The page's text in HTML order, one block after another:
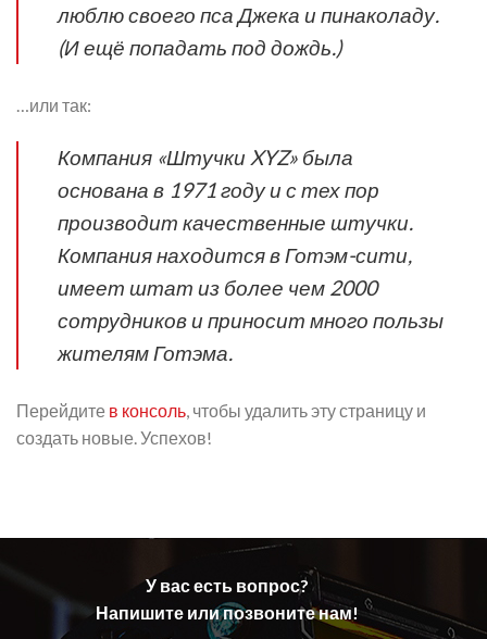
люблю своего пса Джека и пинаколаду.
(И ещё попадать под дождь.)
…или так:
Компания «Штучки XYZ» была
основана в 1971 году и с тех пор
производит качественные штучки.
Компания находится в Готэм-сити,
имеет штат из более чем 2000
сотрудников и приносит много пользы
жителям Готэма.
Перейдите в консоль , чтобы удалить эту страницу и
создать новые. Успехов!
У вас есть вопрос?
Напишите или позвоните нам!